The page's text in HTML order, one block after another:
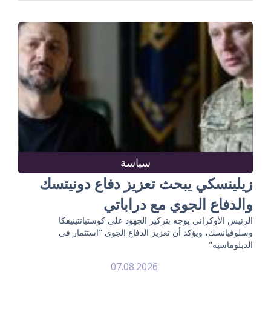
سياسة
زيلينسكي يبحث تعزيز دفاع دونيتسك
والدفاع الجوي مع دراباتي
الرئيس الأوكراني يوجه بتركيز الجهود على كوستيانتينيفكا
وسلوفيانسك، ويؤكد أن تعزيز الدفاع الجوي "استثمار في
الدبلوماسية"
07.08.2026